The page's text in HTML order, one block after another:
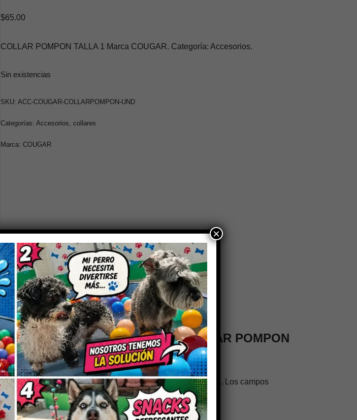
$65.00
COLLAR POMPON TALLA 1 Marca COUGAR. Categoría: Accesorios.
Sin existencias
SKU: ACC-COUGAR-COLLARPOMPON-UND
Categorías: Accesorios collares
Marca: COUGAR
Sé el primero en valorar “COLLAR POMPON
TALLA 1”
Tu dirección de correo electrónico no será publicada.
Los campos
obligatorios están marcados con*
×